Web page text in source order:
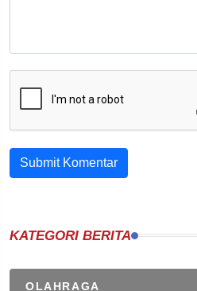
Submit Komentar
KATEGORI BERITA
OLAHRAGA